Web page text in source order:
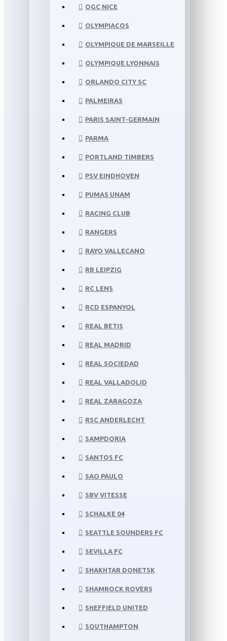
OGC NICE
OLYMPIACOS
OLYMPIQUE DE MARSEILLE
OLYMPIQUE LYONNAIS
ORLANDO CITY SC
PALMEIRAS
PARIS SAINT-GERMAIN
PARMA
PORTLAND TIMBERS
PSV EINDHOVEN
PUMAS UNAM
RACING CLUB
RANGERS
RAYO VALLECANO
RB LEIPZIG
RC LENS
RCD ESPANYOL
REAL BETIS
REAL MADRID
REAL SOCIEDAD
REAL VALLADOLID
REAL ZARAGOZA
RSC ANDERLECHT
SAMPDORIA
SANTOS FC
SAO PAULO
SBV VITESSE
SCHALKE 04
SEATTLE SOUNDERS FC
SEVILLA FC
SHAKHTAR DONETSK
SHAMROCK ROVERS
SHEFFIELD UNITED
SOUTHAMPTON